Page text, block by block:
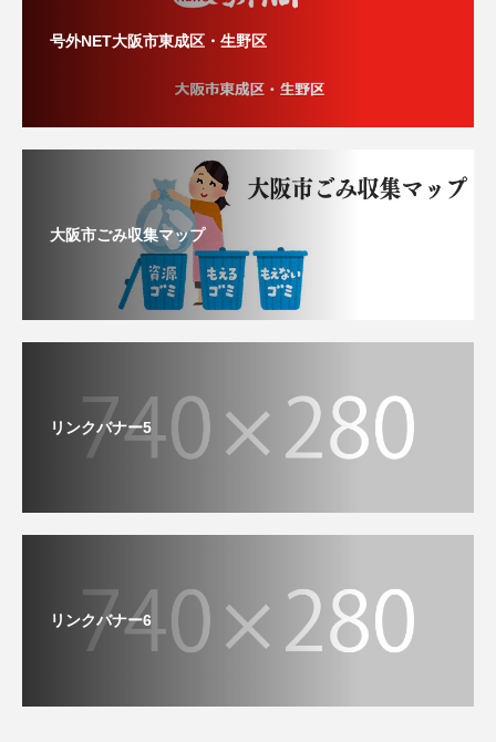
号外NET大阪市東成区・生野区
大阪市ごみ収集マップ
リンクバナー5
リンクバナー6